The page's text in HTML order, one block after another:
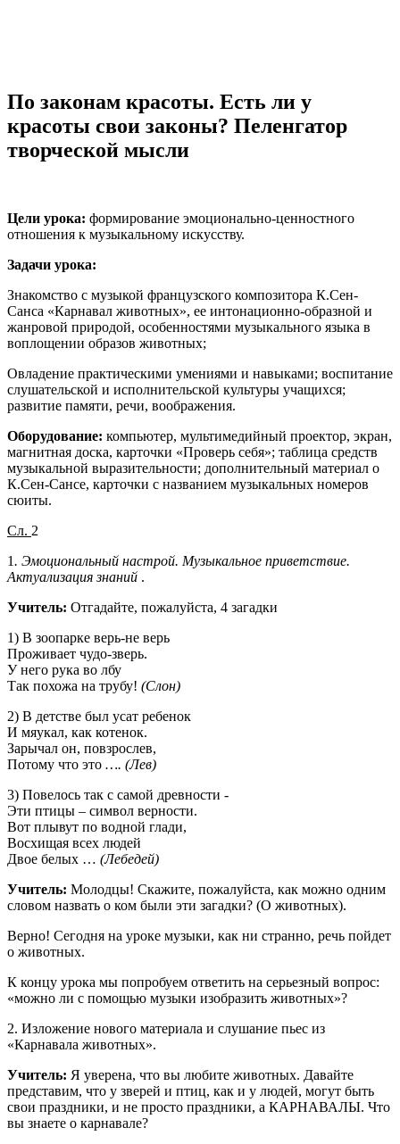
По законам красоты. Есть ли у
красоты свои законы? Пеленгатор
творческой мысли
Цели урока: формирование эмоционально-ценностного
отношения к музыкальному искусству.
Задачи урока:
Знакомство с музыкой французского композитора К.Сен-
Санса «Карнавал животных», ее интонационно-образной и
жанровой природой, особенностями музыкального языка в
воплощении образов животных;
Овладение практическими умениями и навыками; воспитание
слушательской и исполнительской культуры учащихся;
развитие памяти, речи, воображения.
Оборудование: компьютер, мультимедийный проектор, экран,
магнитная доска, карточки «Проверь себя»; таблица средств
музыкальной выразительности; дополнительный материал о
К.Сен-Сансе, карточки с названием музыкальных номеров
сюиты.
Сл. 2
1. Эмоциональный настрой. Музыкальное приветствие.
Актуализация знаний .
Учитель: Отгадайте, пожалуйста, 4 загадки
1) В зоопарке верь-не верь
Проживает чудо-зверь.
У него рука во лбу
Так похожа на трубу! (Cлон)
2) В детстве был усат ребенок
И мяукал, как котенок.
Зарычал он, повзрослев,
Потому что это …. (Лев)
3) Повелось так с самой древности -
Эти птицы – символ верности.
Вот плывут по водной глади,
Восхищая всех людей
Двое белых … (Лебедей)
Учитель: Молодцы! Скажите, пожалуйста, как можно одним
словом назвать о ком были эти загадки? (О животных).
Верно! Сегодня на уроке музыки, как ни странно, речь пойдет
о животных.
К концу урока мы попробуем ответить на серьезный вопрос:
«можно ли с помощью музыки изобразить животных»?
2. Изложение нового материала и слушание пьес из
«Карнавала животных».
Учитель: Я уверена, что вы любите животных. Давайте
представим, что у зверей и птиц, как и у людей, могут быть
свои праздники, и не просто праздники, а КАРНАВАЛЫ. Что
вы знаете о карнавале?